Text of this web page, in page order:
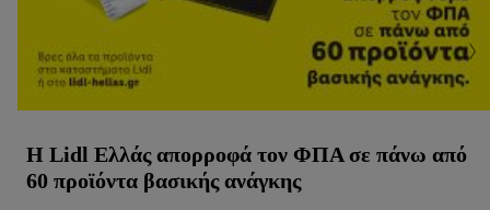
Η Lidl Ελλάς απορροφά τον ΦΠΑ σε πάνω από
60 προϊόντα βασικής ανάγκης